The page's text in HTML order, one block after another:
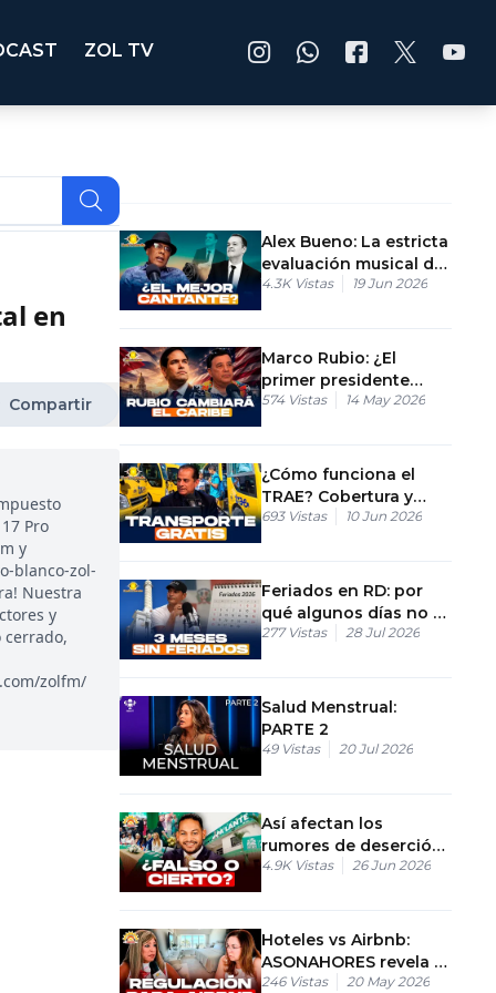
ZOL TV
en
Compartir
Pro
y
blanco-zol-
Nuestra
y
cerrado,
zolfm/
Alex Bueno: La estricta
evaluación musical del
maestro Ramón
4.3K Vistas 19 Jun 2026
Marco Rubio: ¿El
primer presidente
cubano-americano de
574 Vistas 14 May 2026
¿Cómo funciona el
TRAE? Cobertura y
rutas del transporte
693 Vistas 10 Jun 2026
Feriados en RD: por
qué algunos días no se
mueven
277 Vistas 28 Jul 2026
Salud Menstrual:
PARTE 2
49 Vistas 20 Jul 2026
Así afectan los
rumores de deserción
a las candidaturas
4.9K Vistas 26 Jun 2026
Hoteles vs Airbnb:
ASONAHORES revela el
plan para regular las
246 Vistas 20 May 2026